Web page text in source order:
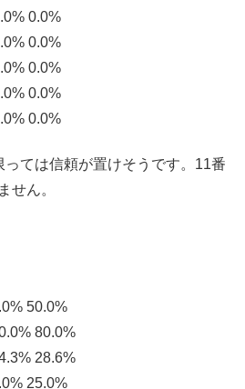
0.0%
0.0%
0.0%
0.0%
0.0%
ては信頼が置けそうです。11番
せん。
50.0%
80.0%
28.6%
25.0%